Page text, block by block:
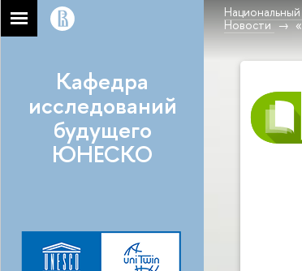
Новости
Кафедра
исследований
будущего
ЮНЕСКО